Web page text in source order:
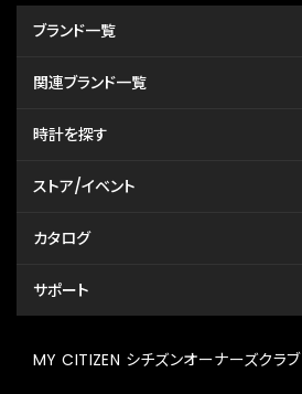
ブランド一覧
関連ブランド一覧
時計を探す
ストア/イベント
カタログ
サポート
MY CITIZEN シチズンオーナーズクラブ